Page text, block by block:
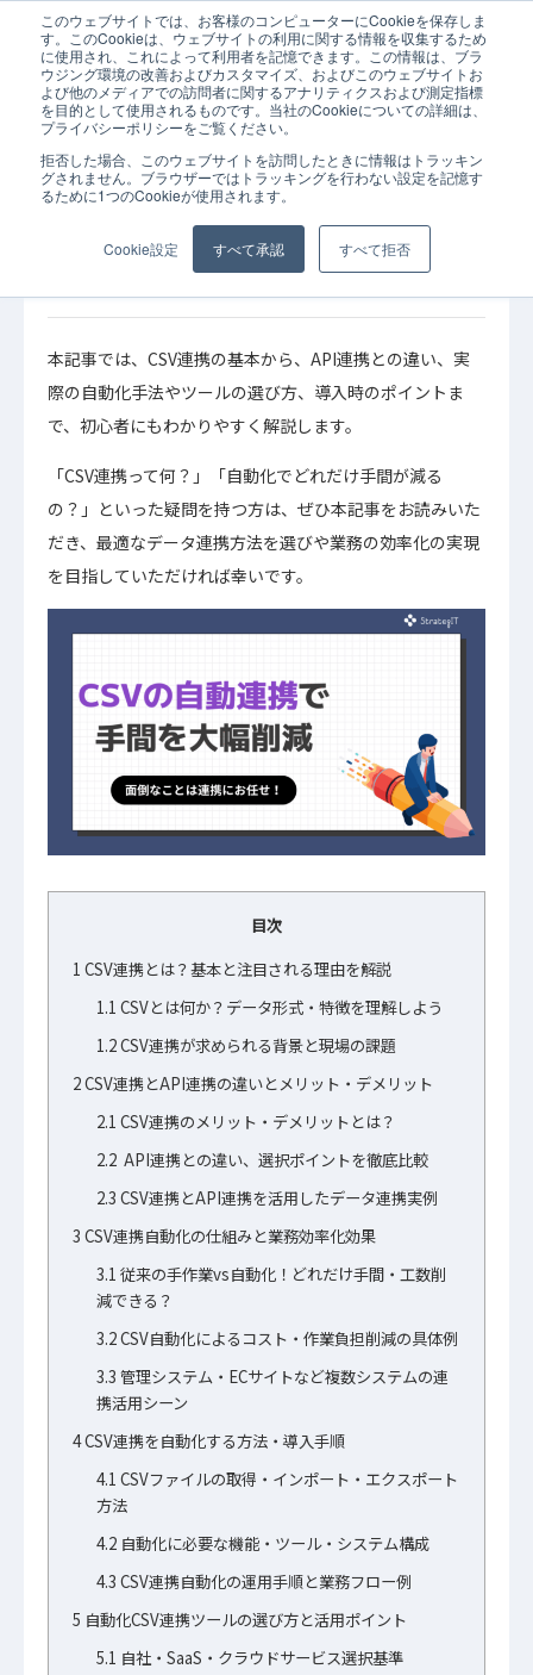
このウェブサイトでは、お客様のコンピューターにCookieを保存しま
す。このCookieは、ウェブサイトの利用に関する情報を収集するため
に使用され、これによって利用者を記憶できます。この情報は、ブラ
ウジング環境の改善およびカスタマイズ、およびこのウェブサイトお
よび他のメディアでの訪問者に関するアナリティクスおよび測定指標
を目的として使用されるものです。当社のCookieについての詳細は、
プライバシーポリシーをご覧ください。
拒否した場合、このウェブサイトを訪問したときに情報はトラッキン
グされません。ブラウザーではトラッキングを行わない設定を記憶す
るために1つのCookieが使用されます。
Cookie設定 すべて承認 すべて拒否
ホーム コラム API連携 CSV連携 JOINT 面倒なく実現！
2025年11月19
日
API連携 JOINT
コラム
CSV連携
面倒なく実現！CSV連携の自動化で手間を大幅
本記事では、CSV連携の基本から、API連携との違い、実
際の自動化手法やツールの選び方、導入時のポイントま
で、初心者にもわかりやすく解説します。
「CSV連携って何？」「自動化でどれだけ手間が減る
の？」といった疑問を持つ方は、ぜひ本記事をお読みいた
だき、最適なデータ連携方法を選びや業務の効率化の実現
を目指していただければ幸いです。
目次
1 CSV連携とは？基本と注目される理由を解説
1.1 CSVとは何か？データ形式・特徴を理解しよう
1.2CSV連携が求められる背景と現場の課題
2CSV連携とAPI連携の違いとメリット・デメリット
2.1 CSV連携のメリット・デメリットとは？
2.2API連携との違い、選択ポイントを徹底比較
2.3 CSV連携とAPI連携を活用したデータ連携実例
3 CSV連携自動化の仕組みと業務効率化効果
3.1 従来の手作業vs自動化！どれだけ手間・工数削
減できる？
3.2CSV自動化によるコスト・作業負担削減の具体例
3.3 管理システム・ECサイトなど複数システムの連
携活用シーン
4CSV連携を自動化する方法・導入手順
4.1 CSVファイルの取得・インポート・エクスポート
方法
4.2自動化に必要な機能・ツール・システム構成
4.3 CSV連携自動化の運用手順と業務フロー例
5 自動化CSV連携ツールの選び方と活用ポイント
5.1 自社・SaaS・クラウドサービス選択基準